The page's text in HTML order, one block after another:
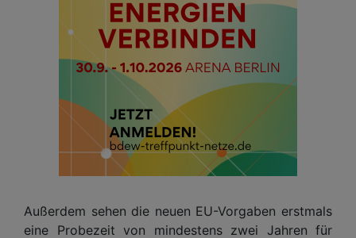
Außerdem sehen die neuen EU-Vorgaben erstmals
eine Probezeit von mindestens zwei Jahren für